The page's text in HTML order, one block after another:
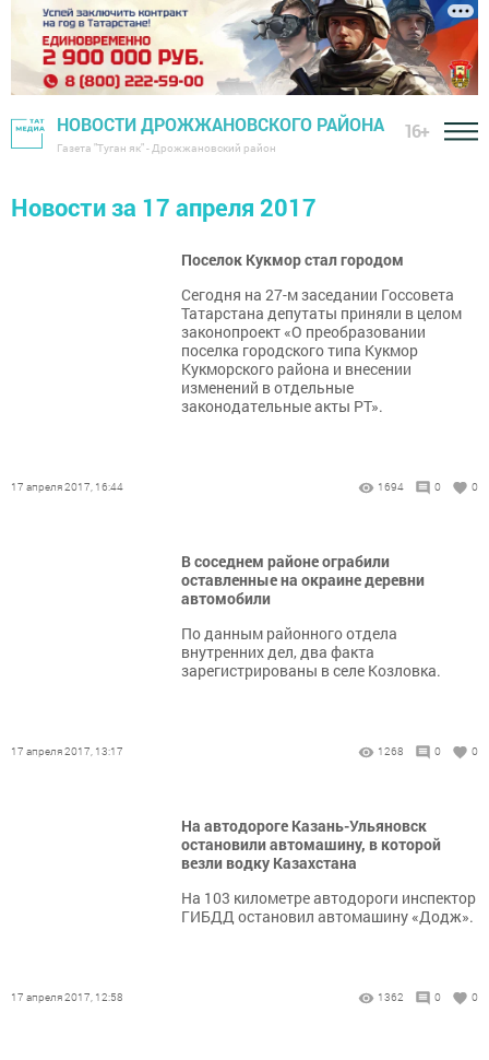
НОВОСТИ ДРОЖЖАНОВСКОГО РАЙОНА
Газета "Туган як" - Дрожжановский район
16+
Новости за 17 апреля 2017
Поселок Кукмор стал городом
Сегодня на 27-м заседании Госсовета
Татарстана депутаты приняли в целом
законопроект «О преобразовании
поселка городского типа Кукмор
Кукморского района и внесении
изменений в отдельные
законодательные акты РТ».
17 апреля 2017, 16:44 1694 0 0
В соседнем районе ограбили
оставленные на окраине деревни
автомобили
По данным районного отдела
внутренних дел, два факта
зарегистрированы в селе Козловка.
17 апреля 2017, 13:17 1268 0 0
На автодороге Казань-Ульяновск
остановили автомашину, в которой
везли водку Казахстана
На 103 километре автодороги инспектор
ГИБДД остановил автомашину «Додж».
17 апреля 2017, 12:58 1362 0 0